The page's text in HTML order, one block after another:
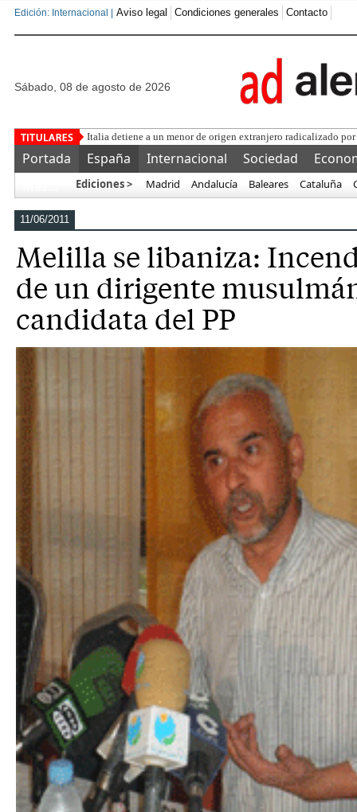
Edición: Internacional | Aviso legal Condiciones generales Contacto
sábado, 08 de agosto de 2026
Una aso
Portada España Internacional Sociedad
Ediciones > Madrid Andalucía Baleares Cataluña
11/06/2011
Melilla se libaniza:
de un dirigente
candidata del PP